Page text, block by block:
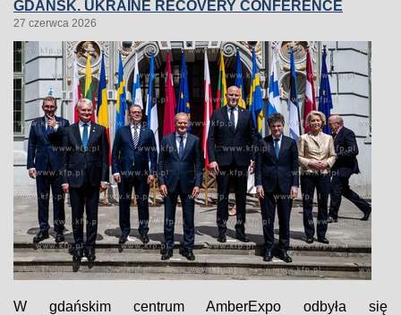
GDAŃSK. UKRAINE RECOVERY CONFERENCE
27 czerwca 2026
W gdańskim centrum AmberExpo odbyła się